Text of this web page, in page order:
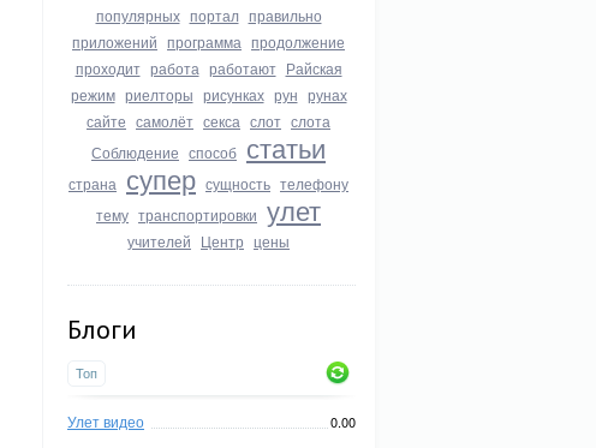
популярных портал правильно
приложений программа продолжение
проходит работа работают Райская
режим риелторы рисунках рун рунах
сайте самолёт секса слот слота
Соблюдение способ статьи
страна супер сущность телефону
тему транспортировки улет
учителей Центр цены
Блоги
Топ
Улет видео 0.00